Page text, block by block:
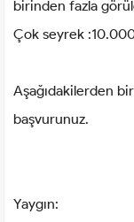
birinden fazla
Çok seyrek
Aşağıdakilerden
başvurunuz.
Yaygın: